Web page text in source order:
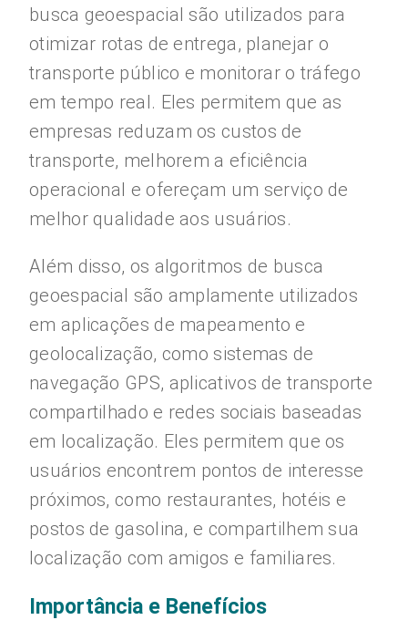
busca geoespacial são utilizados para
otimizar rotas de entrega, planejar o
transporte público e monitorar o tráfego
em tempo real. Eles permitem que as
empresas reduzam os custos de
transporte, melhorem a eficiência
operacional e ofereçam um serviço de
melhor qualidade aos usuários.
Além disso, os algoritmos de busca
geoespacial são amplamente utilizados
em aplicações de mapeamento e
geolocalização, como sistemas de
navegação GPS, aplicativos de transporte
compartilhado e redes sociais baseadas
em localização. Eles permitem que os
usuários encontrem pontos de interesse
próximos, como restaurantes, hotéis e
postos de gasolina, e compartilhem sua
localização com amigos e familiares.
Importância e Benefícios